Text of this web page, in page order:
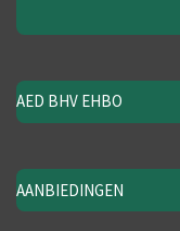
AED BHV EHBO
AANBIEDINGEN